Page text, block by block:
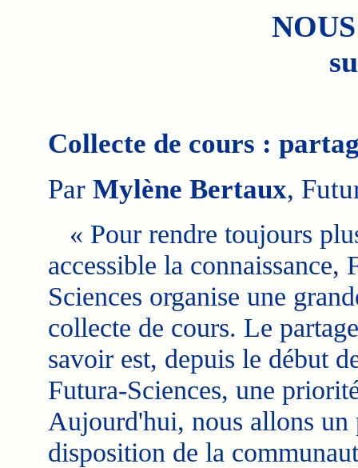
Collecte de cours :
Par Mylène Bertaux,
« Pour rendre toujours
accessible la connaissance,
Sciences organise une
collecte de cours. Le
savoir est, depuis le début
Futura-Sciences, une
Aujourd'hui, nous allons un
disposition de la